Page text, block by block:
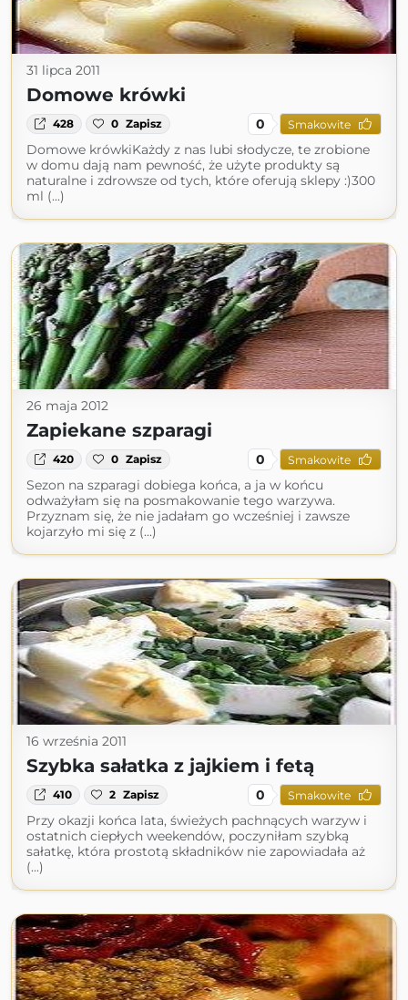
31 lipca 2011
Domowe krówki
428 0 Zapisz 0 Smakowite
Domowe krówkiKażdy z nas lubi słodycze, te zrobione
w domu dają nam pewność, że użyte produkty są
naturalne i zdrowsze od tych, które oferują sklepy :)300
ml (...)
26 maja 2012
Zapiekane szparagi
420 0 Zapisz 0 Smakowite
Sezon na szparagi dobiega końca, a ja w końcu
odważyłam się na posmakowanie tego warzywa.
Przyznam się, że nie jadałam go wcześniej i zawsze
kojarzyło mi się z (...)
16 września 2011
Szybka sałatka z jajkiem i fetą
410 2 Zapisz 0 Smakowite
Przy okazji końca lata, świeżych pachnących warzyw i
ostatnich ciepłych weekendów, poczyniłam szybką
sałatkę, która prostotą składników nie zapowiadała aż
(...)